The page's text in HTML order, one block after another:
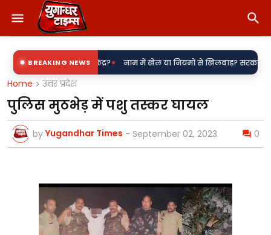
BREAKING NEWS
बिजली उपकेंद्र?• नाम में खेल या नियमों से खिलवाड़? सरकारी शिलापट्टों पर
Home उत्तर प्रदेश
पुलिस मुठभेड़ में पशु तस्कर घायल
by Yugandhar Times - September 02, 2023 0